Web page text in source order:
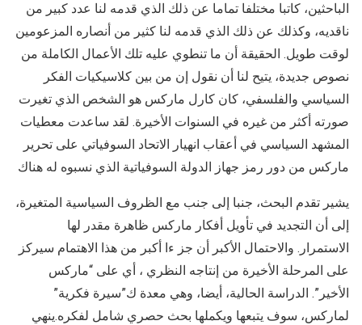
الباحثين، كاتبا مختلفا تماما عن ذلك الذي قدمه لنا عدد كبير من
ناقديه، وكذلك عن ذلك الذي قدمه لنا كثير من أنصاره المزعومين
لوقت طويل. الحقيقة أن ما تنطوي عليه تلك الأعمال الكاملة من
نصوص جديدة، يتيح لنا أن نقول إن من بين كلاسيكيات الفكر
السياسي والفلسفي، كان كارل ماركس هو الشخص الذي تغيرت
صورته أكثر من غيره في السنوات الأخيرة. لقد ساعدت معطيات
المشهد السياسي في أعقاب انهيار الاتحاد السوفياتي على تحرير
ماركس من دور رمز جهاز الدولة السوفياتية الذي نسبوه له هناك
يشير تقدم البحث، جنبا إلى جنب مع الظروف السياسية المتغيرة،
إلى أن التجديد في تأويل أفكار ماركس ظاهرة مقدر لها
الاستمرار. والاحتمال الأكبر أن جز ءا أكبر من هذا الاهتمام سيركز
على المرحلة الأخيرة من إنتاجه النظري ، أي على “ماركس
الأخير”. الدراسة الحالية، أيضا، وهي معدة ك”سيرة فكرية”
لماركس، سوف يتبعها ويكملها بحث حصري شامل لفكره.ينهي